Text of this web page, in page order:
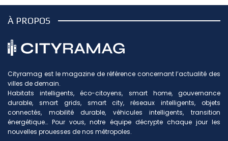
À PROPOS
Cityramag est le magazine de référence concernant l’actualité des
villes de demain.
Habitats intelligents, éco-citoyens, smart home, gouvernance
durable, smart grids, smart city, réseaux intelligents, objets
connectés, mobilité durable, véhicules intelligents, transition
énergétique… Pour vous, notre équipe décrypte chaque jour les
nouvelles prouesses de nos métropoles.